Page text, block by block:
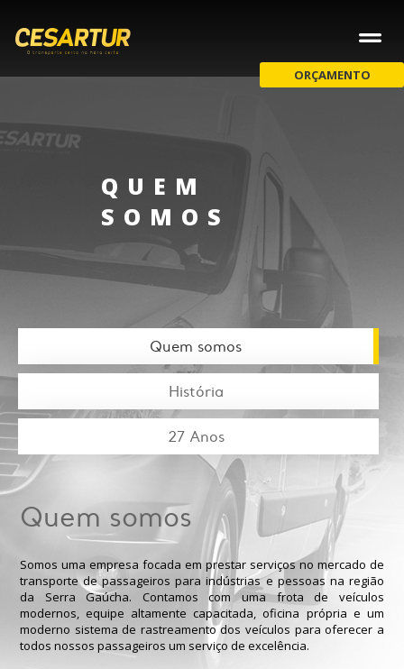
ORÇAMENTO
QUEM
SOMOS
Quem somos
História
27 Anos
Quem somos
Somos uma empresa focada em prestar serviços no mercado de
transporte de passageiros para indústrias e pessoas na região
da Serra Gaúcha. Contamos com uma frota de veículos
modernos, equipe altamente capacitada, oficina própria e um
moderno sistema de rastreamento dos veículos para oferecer a
todos nossos passageiros um serviço de excelência.